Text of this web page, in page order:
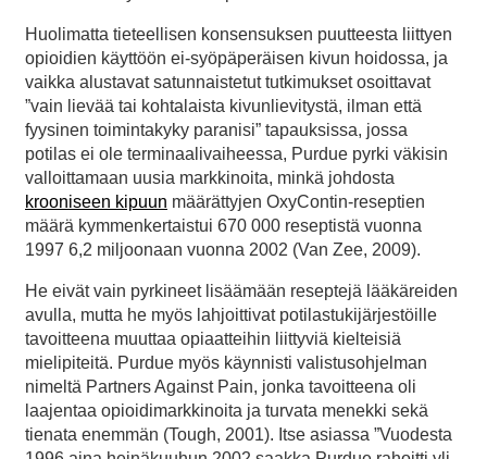
Huolimatta tieteellisen konsensuksen puutteesta liittyen
opioidien käyttöön ei-syöpäperäisen kivun hoidossa, ja
vaikka alustavat satunnaistetut tutkimukset osoittavat
”vain lievää tai kohtalaista kivunlievitystä, ilman että
fyysinen toimintakyky paranisi” tapauksissa, jossa
potilas ei ole terminaalivaiheessa, Purdue pyrki väkisin
valloittamaan uusia markkinoita, minkä johdosta
krooniseen kipuun määrättyjen OxyContin-reseptien
määrä kymmenkertaistui 670 000 reseptistä vuonna
1997 6,2 miljoonaan vuonna 2002 (Van Zee, 2009).
He eivät vain pyrkineet lisäämään reseptejä lääkäreiden
avulla, mutta he myös lahjoittivat potilastukijärjestöille
tavoitteena muuttaa opiaatteihin liittyviä kielteisiä
mielipiteitä. Purdue myös käynnisti valistusohjelman
nimeltä Partners Against Pain, jonka tavoitteena oli
laajentaa opioidimarkkinoita ja turvata menekki sekä
tienata enemmän (Tough, 2001). Itse asiassa ”Vuodesta